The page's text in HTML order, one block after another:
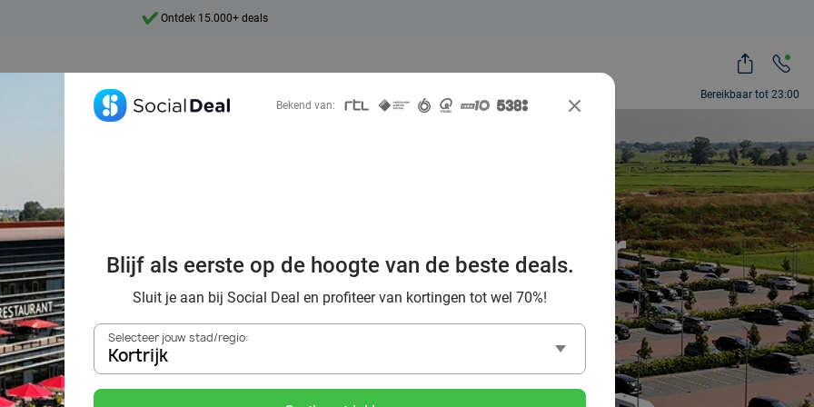
Bereikbaar tot 23:00
Ontdek 15.000+ deals
kwaliteit van het Van der
Valk hotel
Bekend van:
Blijf als eerste op de hoogte van de beste deals.
Sluit je aan bij Social Deal en profiteer van kortingen tot wel 70%!
Selecteer jouw stad/regio:
Kortrijk